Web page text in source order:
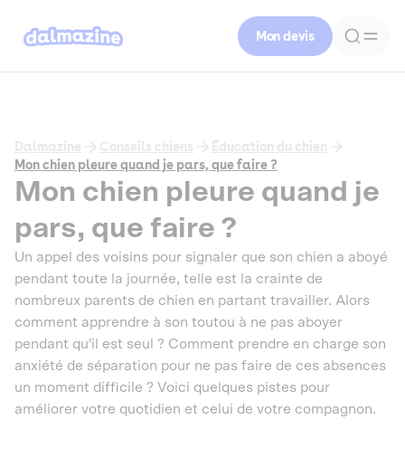
Mon devis
Dalmazine Conseils chiens
Éducation du chien
Mon chien pleure quand je pars, que faire ?
Mon chien pleure quand je
pars, que faire ?
Un appel des voisins pour signaler que son chien a aboyé
pendant toute la journée, telle est la crainte de
nombreux parents de chien en partant travailler. Alors
comment apprendre à son toutou à ne pas aboyer
pendant qu'il est seul ? Comment prendre en charge son
anxiété de séparation pour ne pas faire de ces absences
un moment difficile ? Voici quelques pistes pour
améliorer votre quotidien et celui de votre compagnon.